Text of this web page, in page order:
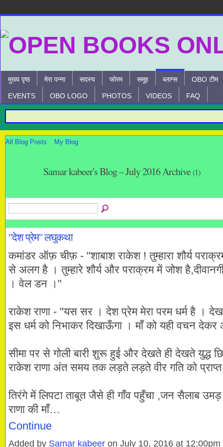
मुख्य पृष्ठ मेरा पन्ना सदस्य फोरम समूह ब्लाग्स OBO टीम
EVENTS OBO LOGO PHOTOS VIDEOS FAQ
All Blog Posts My Blog
Samar kabeer's Blog – July 2016 Archive(1)
"देश प्रेम" लघुकथा
कमांडर ऑफ़ चीफ़ - "शाबाश राकेश ! तुम्हारा शौर्य
से अलग है । तुम्हारे शौर्य और पराक्रम में जोश
। वेल डन ।"
राकेश राणा - "यस सर । देश प्रेम मेरा परम धर्म है ।
इस धर्म को निभाकर दिखाऊँगा । माँ को यही वचन
सीमा पर से गोली बारी शुरू हुई और देखते ही देखते युद्ध
राकेश राणा अंत समय तक लड़ते लड़ते वीर गति को प्राप्त
तिरंगे में लिपटा ताबूत जैसे ही गाँव पहुँचा ,जन सैलाब
राणा की माँ…
Continue
Added by Samar kabeer on July 10, 2016 at